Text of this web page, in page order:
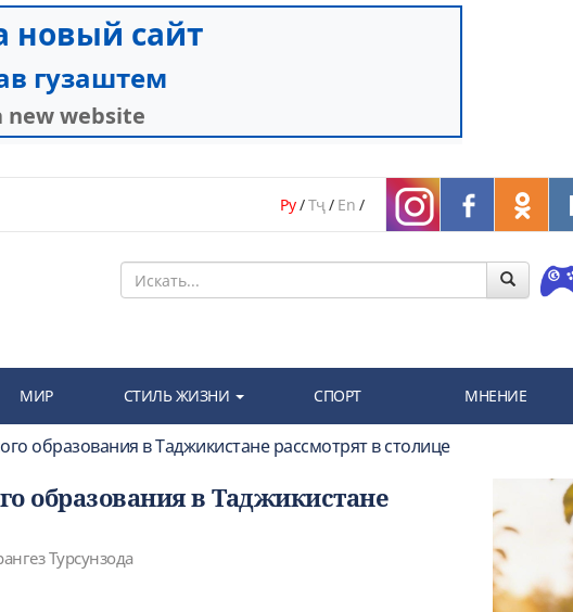
Ру/Тҷ/ En /
МИР СТИЛЬ ЖИЗНИ СПОРТ МНЕНИЕ
образования в Таджикистане рассмотрят в столице
образования в Таджикистане
Турсунзода